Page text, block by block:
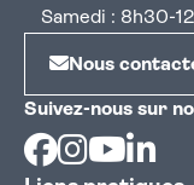
Samedi : 8h30-
Nous
Suivez-nous sur
Facebook
Instagram
Youtube